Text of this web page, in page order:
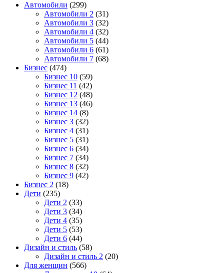
Автомобили (299)
Автомобили 2 (31)
Автомобили 3 (32)
Автомобили 4 (32)
Автомобили 5 (44)
Автомобили 6 (61)
Автомобили 7 (68)
Бизнес (474)
Бизнес 10 (59)
Бизнес 11 (42)
Бизнес 12 (48)
Бизнес 13 (46)
Бизнес 14 (8)
Бизнес 3 (32)
Бизнес 4 (31)
Бизнес 5 (31)
Бизнес 6 (34)
Бизнес 7 (34)
Бизнес 8 (32)
Бизнес 9 (42)
Бизнес 2 (18)
Дети (235)
Дети 2 (33)
Дети 3 (34)
Дети 4 (35)
Дети 5 (53)
Дети 6 (44)
Дизайн и стиль (58)
Дизайн и стиль 2 (20)
Для женщин (566)